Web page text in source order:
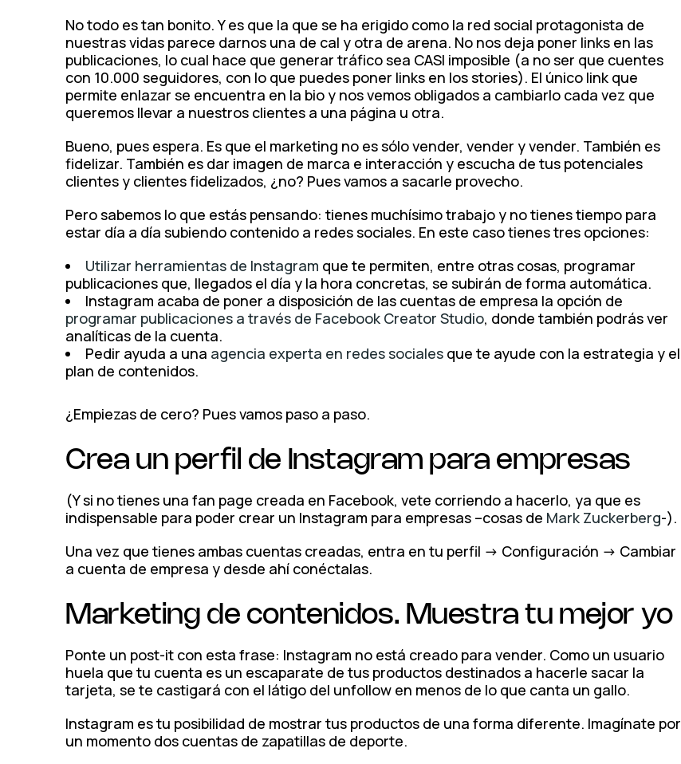
No todo es tan bonito. Y es que la que se ha erigido como la red social protagonista de
nuestras vidas parece darnos una de cal y otra de arena. No nos deja poner links en las
publicaciones, lo cual hace que generar tráfico sea CASI imposible (a no ser que cuentes
con 10.000 seguidores, con lo que puedes poner links en los stories). El único link que
permite enlazar se encuentra en la bio y nos vemos obligados a cambiarlo cada vez que
queremos llevar a nuestros clientes a una página u otra.
Bueno, pues espera. Es que el marketing no es sólo vender, vender y vender. También es
fidelizar. También es dar imagen de marca e interacción y escucha de tus potenciales
clientes y clientes fidelizados, ¿no? Pues vamos a sacarle provecho.
Pero sabemos lo que estás pensando: tienes muchísimo trabajo y no tienes tiempo para
estar día a día subiendo contenido a redes sociales. En este caso tienes tres opciones:
Utilizar herramientas de Instagram que te permiten, entre otras cosas, programar
publicaciones que, llegados el día y la hora concretas, se subirán de forma automática.
Instagram acaba de poner a disposición de las cuentas de empresa la opción de
programar publicaciones a través de Facebook Creator Studio, donde también podrás ver
analíticas de la cuenta.
Pedir ayuda a una agencia experta en redes sociales que te ayude con la estrategia y el
plan de contenidos.
¿Empiezas de cero? Pues vamos paso a paso.
Crea un perfil de Instagram para empresas
(Y si no tienes una fan page creada en Facebook, vete corriendo a hacerlo, ya que es
indispensable para poder crear un Instagram para empresas –cosas de Mark Zuckerberg-).
Una vez que tienes ambas cuentas creadas, entra en tu perfil -> Configuración -> Cambiar
a cuenta de empresa y desde ahí conéctalas.
Marketing de contenidos. Muestra tu mejor yo
Ponte un post-it con esta frase: Instagram no está creado para vender. Como un usuario
huela que tu cuenta es un escaparate de tus productos destinados a hacerle sacar la
tarjeta, se te castigará con el látigo del unfollow en menos de lo que canta un gallo.
Instagram es tu posibilidad de mostrar tus productos de una forma diferente. Imagínate por
un momento dos cuentas de zapatillas de deporte.